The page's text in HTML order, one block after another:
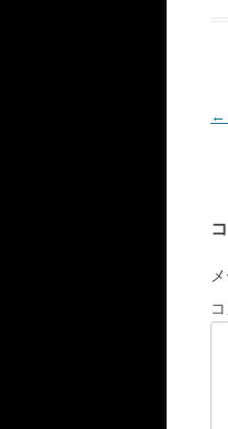
投
ゲ
ー
シ
ョ
←